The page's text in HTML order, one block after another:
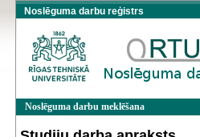
Noslēguma darbu reģistrs
Noslēguma darbu meklēšana